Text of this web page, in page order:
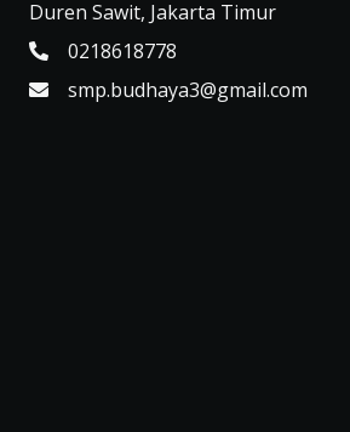
Duren Sawit, Jakarta Timur
0218618778
smp.budhaya3@gmail.com